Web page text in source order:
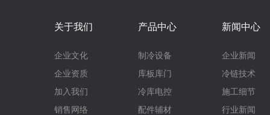
关于我们
企业文化
企业资质
加入我们
销售网络
产品中心
制冷设备
库板库门
冷库电控
配件辅材
新闻中心
企业新闻
冷链技术
施工细节
行业新闻